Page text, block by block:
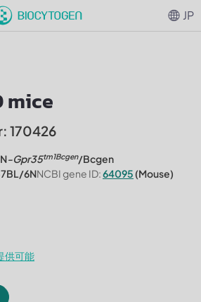
mice
170426
-Gpr35tm1Bcgen/Bcgen
6NNCBI gene ID:64095 (Mouse)
供可能
JP